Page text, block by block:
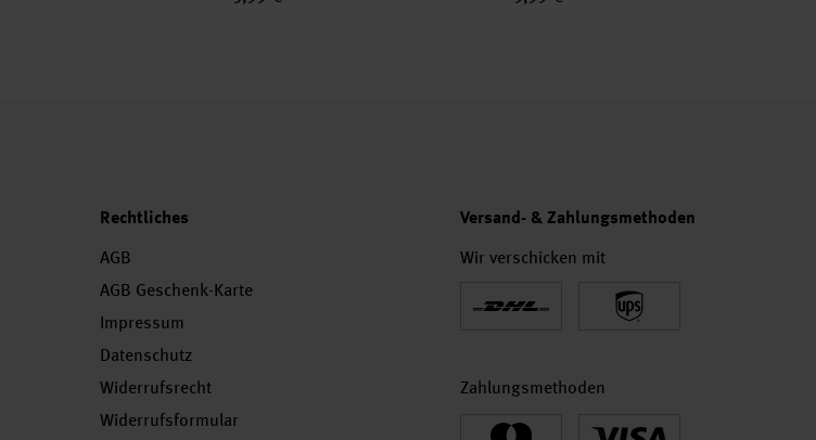
Rechtliches
AGB
AGB Geschenk-Karte
Impressum
Datenschutz
Widerrufsrecht
Widerrufsformular
Versand- & Zahlungsmethoden
Wir verschicken mit
Zahlungsmethoden